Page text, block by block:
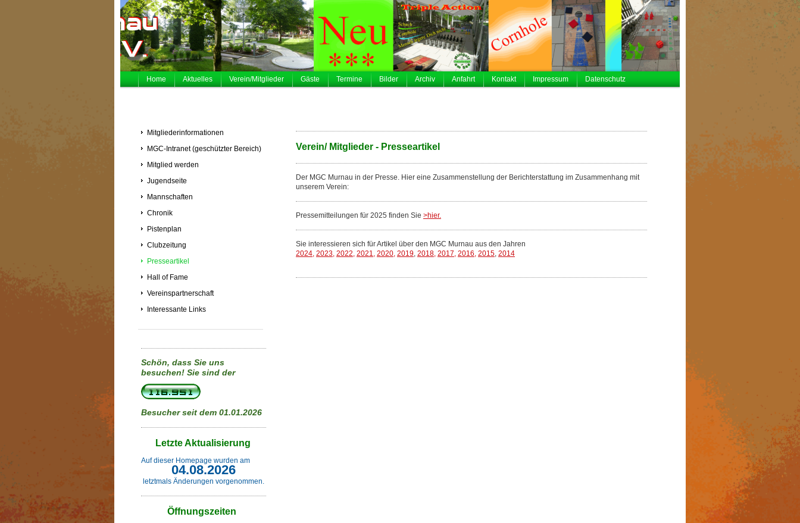
Home Aktuelles Verein/Mitglieder Gäste Termine Bilder Archiv Anfahrt Kontakt Impressum Datenschutz
Mitgliederinformationen
MGC-Intranet (geschützter Bereich)
Mitglied werden
Jugendseite
Mannschaften
Chronik
Pistenplan
Clubzeitung
Presseartikel
Hall of Fame
Vereinspartnerschaft
Interessante Links
Schön, dass Sie uns
besuchen! Sie sind der
Besucher seit dem 01.01.2026
Letzte Aktualisierung
Auf dieser Homepage wurden am
04.08.2026
letztmals Änderungen vorgenommen.
Öffnungszeiten
Verein/ Mitglieder - Presseartikel
Der MGC Murnau in der Presse. Hier eine Zusammenstellung der Berichterstattung im Zusammenhang mit
unserem Verein:
Pressemitteilungen für 2025 finden Sie >hier.
Sie interessieren sich für Artikel über den MGC Murnau aus den Jahren
2024, 2023, 2022, 2021, 2020, 2019, 2018, 2017, 2016, 2015, 2014